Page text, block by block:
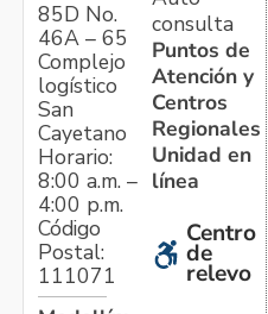
85D No.
46A – 65
Complejo
logístico
San
Cayetano
Horario:
8:00 a.m. –
4:00 p.m.
Código
Postal:
111071
consulta
Puntos de
Atención y
Centros
Regionales
Unidad en
línea
Centro
de
relevo